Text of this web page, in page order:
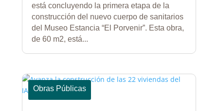
está concluyendo la primera etapa de la
construcción del nuevo cuerpo de sanitarios
del Museo Estancia “El Porvenir”. Esta obra,
de 60 m2, está...
Obras Públicas